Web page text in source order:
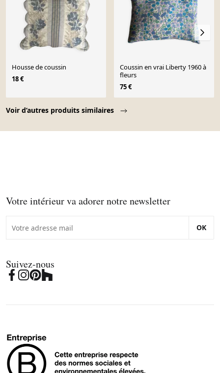
Voir d’autres produits similaires
Housse de coussin
18 €
Coussin en vrai Liberty 1960 à
fleurs
75 €
Votre intérieur va adorer notre newsletter
OK
Suivez-nous